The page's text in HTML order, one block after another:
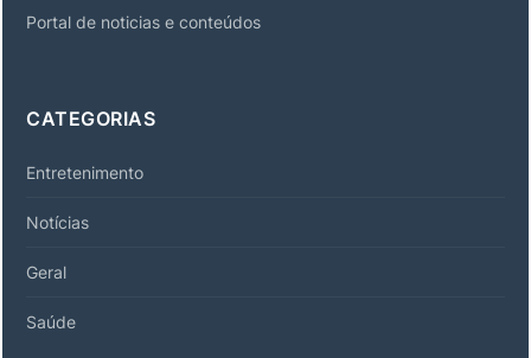
Portal de noticias e conteúdos
CATEGORIAS
Entretenimento
Notícias
Geral
Saúde